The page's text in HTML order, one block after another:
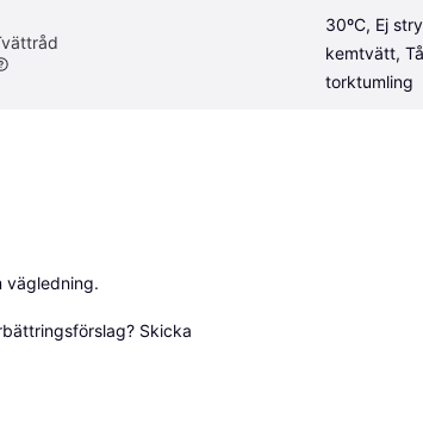
30ºC, Ej
kemtvätt,
torktumling
vägledning.
Skicka